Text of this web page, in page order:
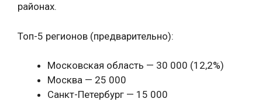
районах.
Топ-5 регионов (предварительно):
Московская область — 30 000 (12,2%)
Москва — 25 000
Санкт-Петербург — 15 000